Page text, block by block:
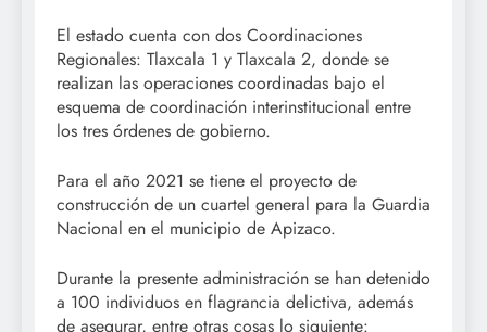
El estado cuenta con dos Coordinaciones
Regionales: Tlaxcala 1 y Tlaxcala 2, donde se
realizan las operaciones coordinadas bajo el
esquema de coordinación interinstitucional entre
los tres órdenes de gobierno.
Para el año 2021 se tiene el proyecto de
construcción de un cuartel general para la Guardia
Nacional en el municipio de Apizaco.
Durante la presente administración se han detenido
a 100 individuos en flagrancia delictiva, además
de asegurar, entre otras cosas lo siguiente: